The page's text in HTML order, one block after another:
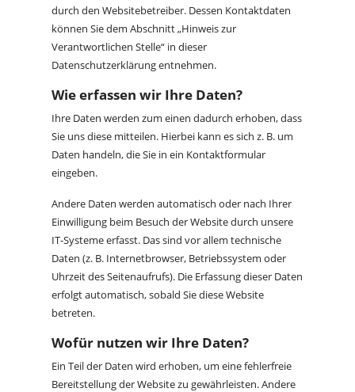
durch den Websitebetreiber. Dessen Kontaktdaten
können Sie dem Abschnitt „Hinweis zur
Verantwortlichen Stelle“ in dieser
Datenschutzerklärung entnehmen.
Wie erfassen wir Ihre Daten?
Ihre Daten werden zum einen dadurch erhoben, dass
Sie uns diese mitteilen. Hierbei kann es sich z. B. um
Daten handeln, die Sie in ein Kontaktformular
eingeben.
Andere Daten werden automatisch oder nach Ihrer
Einwilligung beim Besuch der Website durch unsere
IT-Systeme erfasst. Das sind vor allem technische
Daten (z. B. Internetbrowser, Betriebssystem oder
Uhrzeit des Seitenaufrufs). Die Erfassung dieser Daten
erfolgt automatisch, sobald Sie diese Website
betreten.
Wofür nutzen wir Ihre Daten?
Ein Teil der Daten wird erhoben, um eine fehlerfreie
Bereitstellung der Website zu gewährleisten. Andere